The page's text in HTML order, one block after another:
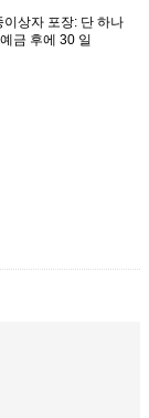
상자 포장: 단 하나
금 후에 30 일